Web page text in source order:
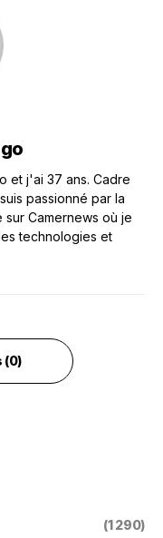
et j'ai 37 ans. Cadre
passionné par la
Camernews où je
technologies et
(0)
(1 290)